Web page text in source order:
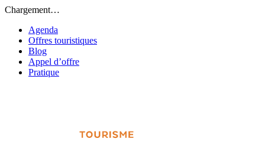
Chargement…
Agenda
Offres touristiques
Blog
Appel d’offre
Pratique